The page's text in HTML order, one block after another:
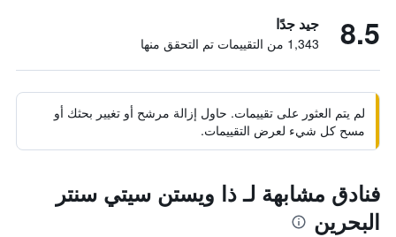
8.5 جيد جدًا
1,343 من التقييمات تم التحقق منها
لم يتم العثور على تقييمات. حاول إزالة مرشح أو تغيير بحثك أو
مسح كل شيء لعرض التقييمات.
فنادق مشابهة لـ ذا ويستن سيتي سنتر
البحرين